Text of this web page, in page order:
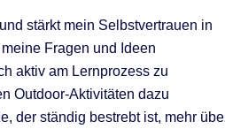
stärkt mein Selbstvertrauen in
Fragen und Ideen
aktiv am Lernprozess zu
Outdoor-Aktivitäten dazu
der ständig bestrebt ist, mehr